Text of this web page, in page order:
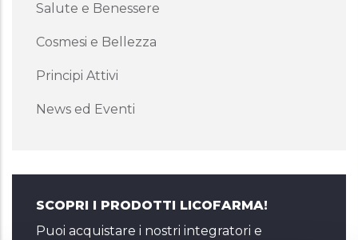
Salute e Benessere
Cosmesi e Bellezza
Principi Attivi
News ed Eventi
SCOPRI I PRODOTTI LICOFARMA!
Puoi acquistare i nostri integratori e